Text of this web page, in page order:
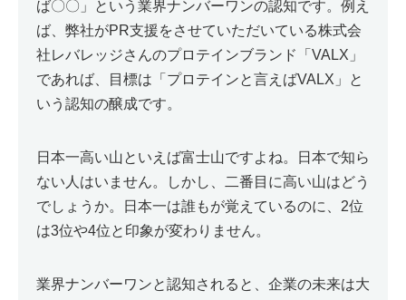
ば〇〇」という業界ナンバーワンの認知です。例え
ば、弊社がPR支援をさせていただいている株式会
社レバレッジさんのプロテインブランド「VALX」
であれば、目標は「プロテインと言えばVALX」と
いう認知の醸成です。
日本一高い山といえば富士山ですよね。日本で知ら
ない人はいません。しかし、二番目に高い山はどう
でしょうか。日本一は誰もが覚えているのに、2位
は3位や4位と印象が変わりません。
業界ナンバーワンと認知されると、企業の未来は大